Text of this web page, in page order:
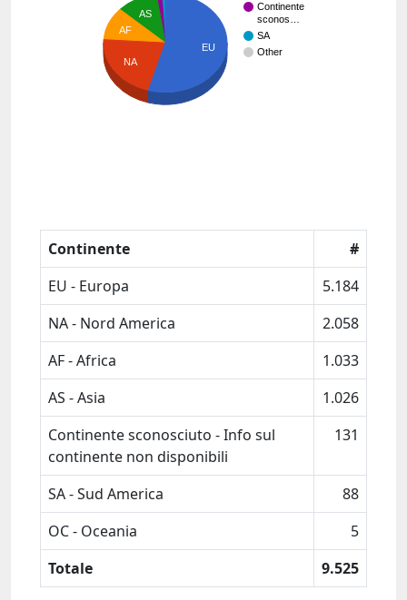
Continente
sconos…
SA
Other
AS
AF
NA
EU
Continente
#
EU - Europa
5.184
NA - Nord America
2.058
AF - Africa
1.033
AS - Asia
1.026
Continente sconosciuto - Info sul
continente non disponibili
131
SA - Sud America
88
OC - Oceania
5
Totale
9.525